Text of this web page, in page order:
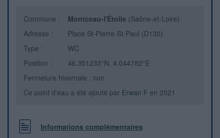
Commune : Montceau-l'Étoile (Saône-et-Loire)
Adresse :
Place St-Pierre-St-Paul (D130)
Type :
WC
Position :
46.351233°N, 4.044782°E
Fermeture hivernale : non
Ce point d'eau a été ajouté par Erwan F en 2021
Informations complémentaires